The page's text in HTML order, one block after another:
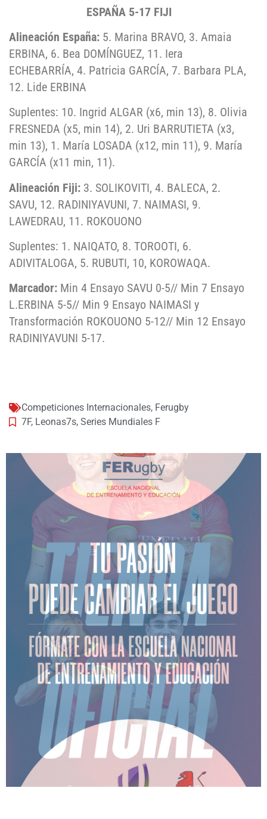
ESPAÑA 5-17 FIJI
Alineación España: 5. Marina BRAVO, 3. Amaia
ERBINA, 6. Bea DOMÍNGUEZ, 11. Iera
ECHEBARRÍA, 4. Patricia GARCÍA, 7. Barbara PLA,
12. Lide ERBINA
Suplentes: 10. Ingrid ALGAR (x6, min 13), 8. Olivia
FRESNEDA (x5, min 14), 2. Uri BARRUTIETA (x3,
min 13), 1. María LOSADA (x12, min 11), 9. María
GARCÍA (x11 min, 11).
Alineación Fiji: 3. SOLIKOVITI, 4. BALECA, 2.
SAVU, 12. RADINIYAVUNI, 7. NAIMASI, 9.
LAWEDRAU, 11. ROKOUONO
Suplentes: 1. NAIQATO, 8. TOROOTI, 6.
ADIVITALOGA, 5. RUBUTI, 10, KOROWAQA.
Marcador: Min 4 Ensayo SAVU 0-5// Min 7 Ensayo
L.ERBINA 5-5// Min 9 Ensayo NAIMASI y
Transformación ROKOUONO 5-12// Min 12 Ensayo
RADINIYAVUNI 5-17.
Competiciones Internacionales, Ferugby
7F, Leonas7s, Series Mundiales F